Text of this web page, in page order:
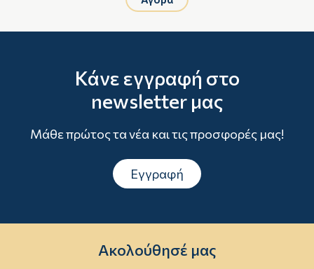
Κάνε εγγραφή στο
newsletter μας
Μάθε πρώτος τα νέα και τις προσφορές μας!
Εγγραφή
Ακολούθησέ μας